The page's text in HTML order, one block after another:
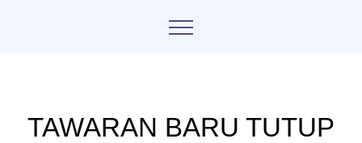
TAWARAN BARU TUTUP